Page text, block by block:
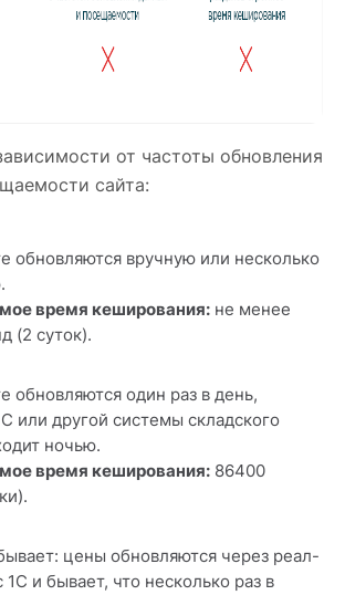
от частоты обновления
сайта:
обновляются вручную или несколько
время кеширования: не менее
(2 суток).
обновляются один раз в день,
или другой системы складского
ночью.
время кеширования: 86400
цены обновляются через реал-
и бывает, что несколько раз в